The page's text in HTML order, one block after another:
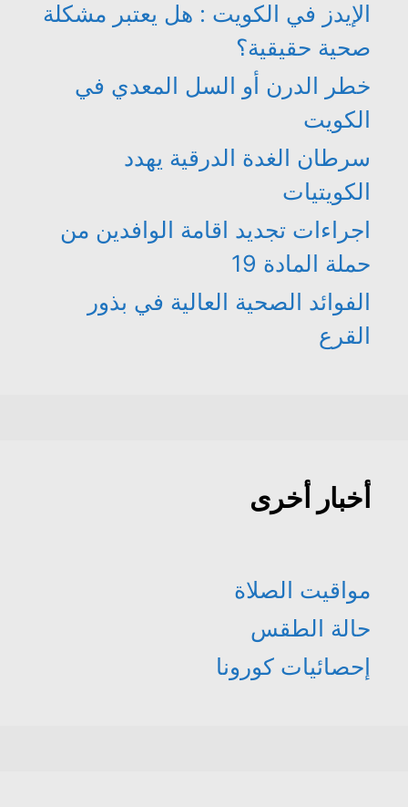
الإيدز في الكويت : هل يعتبر مشكلة
صحية حقيقية؟
خطر الدرن أو السل المعدي في
الكويت
سرطان الغدة الدرقية يهدد
الكويتيات
اجراءات تجديد اقامة الوافدين من
حملة المادة 19
الفوائد الصحية العالية في بذور
القرع
أخبار أخرى
مواقيت الصلاة
حالة الطقس
إحصائيات كورونا